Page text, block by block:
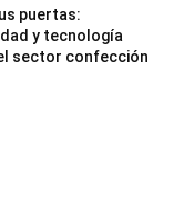
puertas:
y tecnología
sector confección